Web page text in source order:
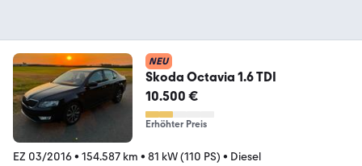
NEU
Skoda Octavia 1.6 TDI
10.500 €
Erhöhter Preis
EZ 03/2016• 154.587 km • 81 kW (110 PS) • Diesel